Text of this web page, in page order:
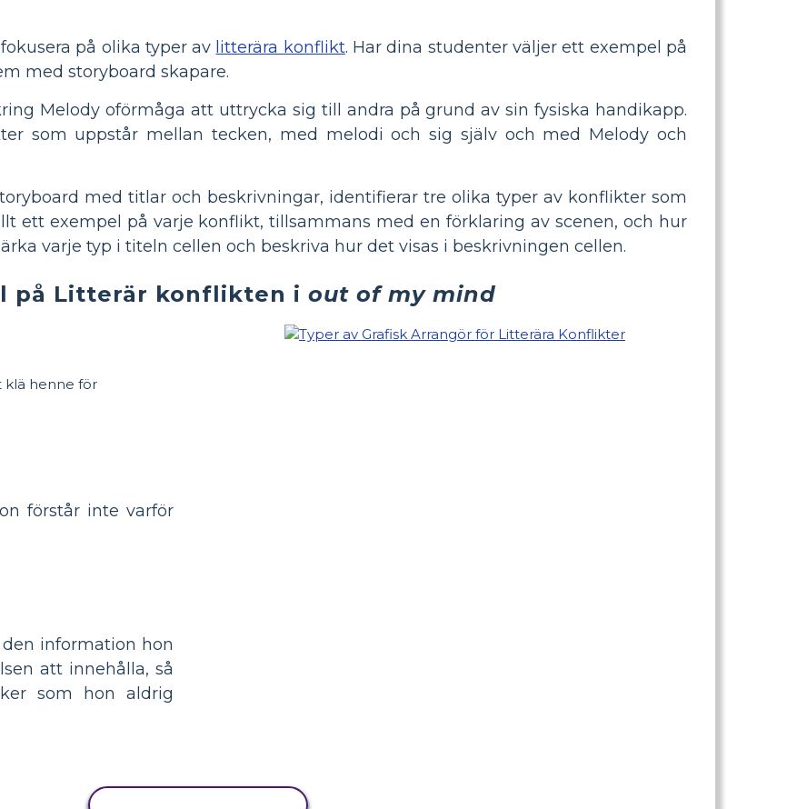
på olika typer av litterära konflikt. Har dina studenter väljer ett exempel på
med storyboard skapare.
Melody oförmåga att uttrycka sig till andra på grund av sin fysiska handikapp.
som uppstår mellan tecken, med melodi och sig själv och med Melody och
med titlar och beskrivningar, identifierar tre olika typer av konflikter som
ett exempel på varje konflikt, tillsammans med en förklaring av scenen, och hur
varje typ i titeln cellen och beskriva hur det visas i beskrivningen cellen.
på Litterär konflikten i out of my mind
klä henne för
förstår inte varför
information hon
att innehålla, så
som hon aldrig